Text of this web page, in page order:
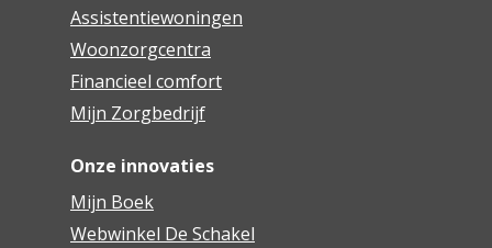
Assistentiewoningen
Woonzorgcentra
Financieel comfort
Mijn Zorgbedrijf
Onze innovaties
Mijn Boek
Webwinkel De Schakel